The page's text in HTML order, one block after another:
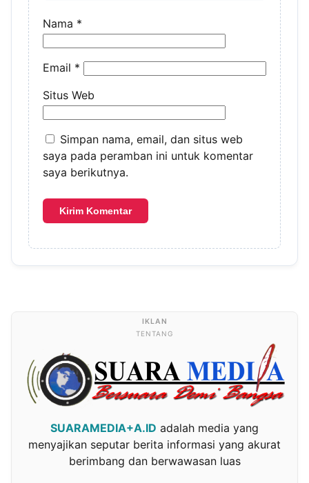
Nama *
Email *
Situs Web
Simpan nama, email, dan situs web
saya pada peramban ini untuk komentar
saya berikutnya.
TENTANG
SUARAMEDIA+A.ID adalah media yang
menyajikan seputar berita informasi yang akurat
berimbang dan berwawasan luas